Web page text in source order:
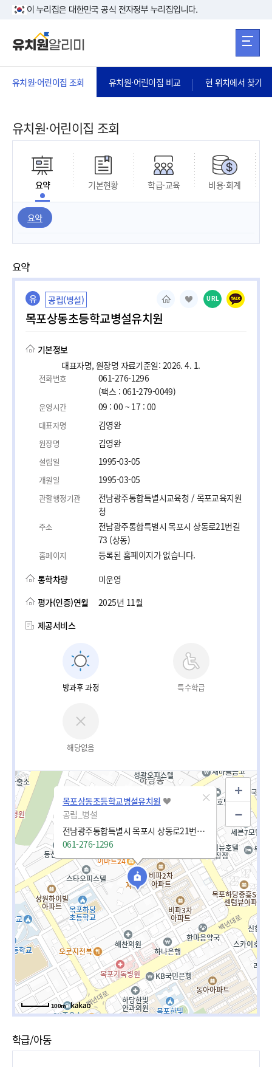
본문 바로가기
이 누리집은 대한민국 공식 전자정부 누리집입니다.
유치원·어린이집 조회 유치원·어린이집 비교 현 위치에서 찾기
유치원·어린이집 조회
요약 기본현황 학급·교육 비용·회계
요약
요약
유 공립(병설)
목포상동초등학교병설유치원
URL
기본정보
대표자명, 원장명 자료기준일: 2026. 4. 1.
전화번호
061-276-1296
(팩스 : 061-279-0049)
운영시간 09 : 00 ~ 17 : 00
대표자명 김영완
원장명 김영완
설립일 1995-03-05
개원일 1995-03-05
관할행정기관
전남광주통합특별시교육청 / 목포교육지원
청
주소
전남광주통합특별시 목포시 상동로21번길
73 (상동)
홈페이지
등록된 홈페이지가 없습니다.
통학차량
미운영
평가(인증)연월
2025년 11월
제공서비스
방과후 과정 특수학급
해당없음
목포상동초등학교병설유치원
공립_병설
전남광주통합특별시 목포시 상동로21번길 73 (상동)
061-276-1296
100m
학급/아동